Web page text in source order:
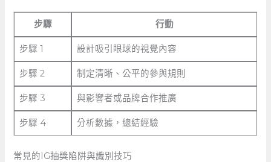
步驟 行動
步驟 1 設計吸引眼球的視覺內容
步驟 2 制定清晰、公平的參與規則
步驟 3 與影響者或品牌合作推廣
步驟 4 分析數據，總結經驗
常見的IG抽獎陷阱與識別技巧